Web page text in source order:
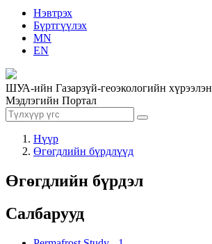
Нэвтрэх
Бүртгүүлэх
MN
EN
ШУА-ийн Газарзүй-геоэкологийн хүрээлэн
Мэдлэгийн Портал
Нүүр
Өгөгдлийн бүрдлүүд
Өгөгдлийн бүрдэл
Салбарууд